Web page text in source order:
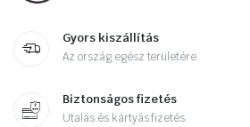
Gyors kiszállítás
Az ország egész területére
Biztonságos fizetés
Utalás és kártyás fizetés.